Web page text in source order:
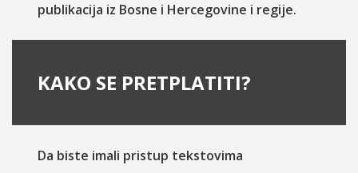
publikacija iz Bosne i Hercegovine i regije.
KAKO SE PRETPLATITI?
Da biste imali pristup tekstovima